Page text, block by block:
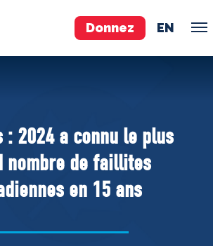
Donnez EN
conservateurs
: 2024 a connu le plus
nombre de faillites
en 15 ans